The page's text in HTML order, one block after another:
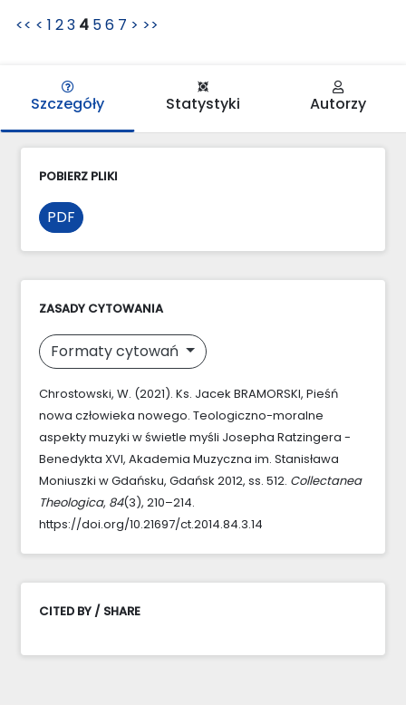
<< < 1 23 4 56 7 > >>
Szczegóły Statystyki Autorzy
POBIERZ PLIKI
PDF
ZASADY CYTOWANIA
Formaty cytowań
Chrostowski, W. (2021). Ks. Jacek BRAMORSKI, Pieśń
nowa człowieka nowego. Teologiczno-moralne
aspekty muzyki w świetle myśli Josepha Ratzingera -
Benedykta XVI, Akademia Muzyczna im. Stanisława
Moniuszki w Gdańsku, Gdańsk 2012, ss. 512. Collectanea
Theologica, 84(3), 210–214.
https://doi.org/10.21697/ct.2014.84.3.14
CITED BY / SHARE